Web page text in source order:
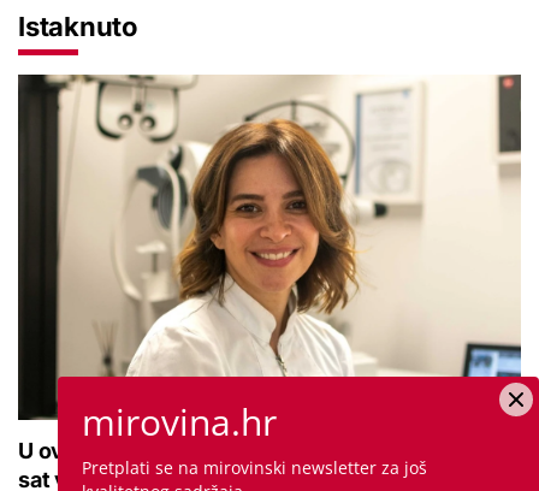
Istaknuto
U ovoj optici rade najdetaljniji pregled vida, traje
sat vremena: Bila sam na njemu, evo što me
mirovina.hr
Pretplati se na mirovinski newsletter za još